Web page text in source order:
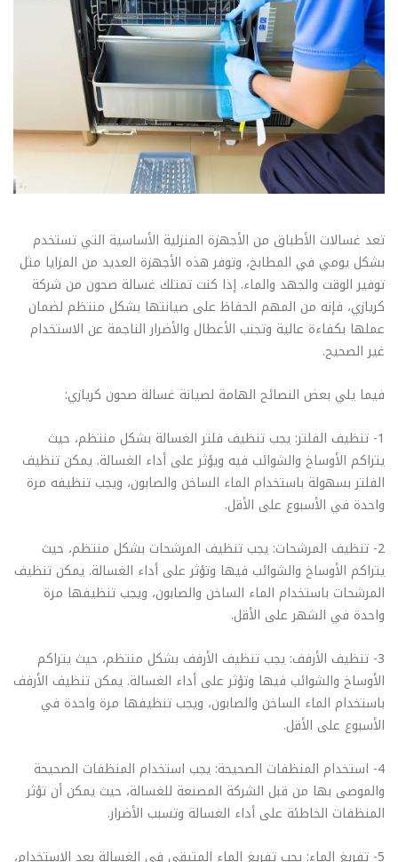
تعد غسالات الأطباق من الأجهزة المنزلية الأساسية التي تستخدم
بشكل يومي في المطابخ، وتوفر هذه الأجهزة العديد من المزايا مثل
توفير الوقت والجهد والماء. إذا كنت تمتلك غسالة صحون من شركة
كريازي، فإنه من المهم الحفاظ على صيانتها بشكل منتظم لضمان
عملها بكفاءة عالية وتجنب الأعطال والأضرار الناجمة عن الاستخدام
غير الصحيح.
فيما يلي بعض النصائح الهامة لصيانة غسالة صحون كريازي:
1- تنظيف الفلتر: يجب تنظيف فلتر الغسالة بشكل منتظم، حيث
يتراكم الأوساخ والشوائب فيه ويؤثر على أداء الغسالة. يمكن تنظيف
الفلتر بسهولة باستخدام الماء الساخن والصابون، ويجب تنظيفه مرة
واحدة في الأسبوع على الأقل.
2- تنظيف المرشحات: يجب تنظيف المرشحات بشكل منتظم، حيث
يتراكم الأوساخ والشوائب فيها وتؤثر على أداء الغسالة. يمكن تنظيف
المرشحات باستخدام الماء الساخن والصابون، ويجب تنظيفها مرة
واحدة في الشهر على الأقل.
3- تنظيف الأرفف: يجب تنظيف الأرفف بشكل منتظم، حيث يتراكم
الأوساخ والشوائب فيها وتؤثر على أداء الغسالة. يمكن تنظيف الأرفف
باستخدام الماء الساخن والصابون، ويجب تنظيفها مرة واحدة في
الأسبوع على الأقل.
4- استخدام المنظفات الصحيحة: يجب استخدام المنظفات الصحيحة
والموصى بها من قبل الشركة المصنعة للغسالة، حيث يمكن أن تؤثر
المنظفات الخاطئة على أداء الغسالة وتسبب الأضرار.
5- تفريغ الماء: يجب تفريغ الماء المتبقي في الغسالة بعد الاستخدام،